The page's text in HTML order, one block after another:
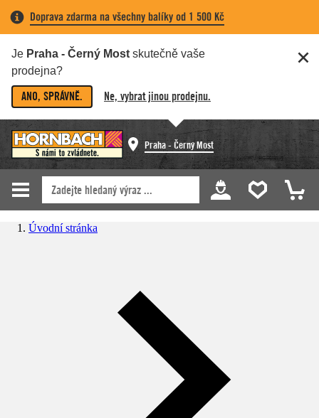
Doprava zdarma na všechny balíky od 1 500 Kč
Je Praha - Černý Most skutečně vaše
prodejna?
ANO, SPRÁVNĚ. Ne, vybrat jinou prodejnu.
Praha - Černý Most
Úvodní stránka